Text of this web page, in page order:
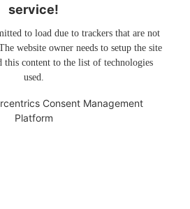
service!
to load due to trackers that are not
website owner needs to setup the site
this content to the list of technologies
used.
Consent Management
Platform